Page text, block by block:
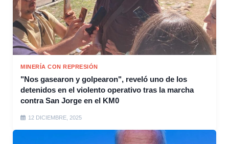
MINERÍA CON REPRESIÓN
"Nos gasearon y golpearon", reveló uno de los
detenidos en el violento operativo tras la marcha
contra San Jorge en el KM0
12 DICIEMBRE, 2025